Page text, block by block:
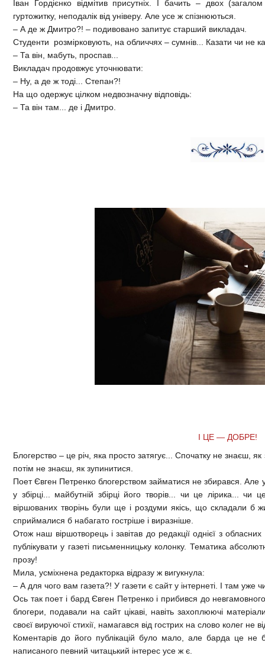
Іван Гордієнко відмітив присутніх. І бачить – двох
гуртожитку, неподалік від універу. Але усе ж спізнюються.
– А де ж Дмитро?! – подивовано запитує старший викладач.
Студенти розмірковують, на обличчях – сумнів... Казати чи не
– Та він, мабуть, проспав...
Викладач продовжує уточнювати:
– Ну, а де ж тоді... Степан?!
На що одержує цілком недвозначну відповідь:
– Та він там... де і Дмитро.
І ЦЕ — ДОБРЕ!
Блогерство – це річ, яка просто затягує... Спочатку не знаєш, як
потім не знаєш, як зупинитися.
Поет Євген Петренко блогерством займатися не збирався. Але у
у збірці... майбутній збірці його творів... чи це лірика...
віршованих творінь були ще і роздуми якісь, що складали б
сприймалися б набагато гостріше і виразніше.
Отож наш віршотворець і завітав до редакції однієї з
публікувати у газеті письменницьку колонку. Тематика
прозу!
Мила, усміхнена редакторка відразу ж вигукнула:
– А для чого вам газета?! У газети є сайт у інтернеті. І там уже
Ось так поет і бард Євген Петренко і прибився до
блогери, подавали на сайт цікаві, навіть захоплюючі
своєї вируючої стихії, намагався від гострих на слово колег не
Коментарів до його публікацій було мало, але барда це
написаного певний читацький інтерес усе ж є.